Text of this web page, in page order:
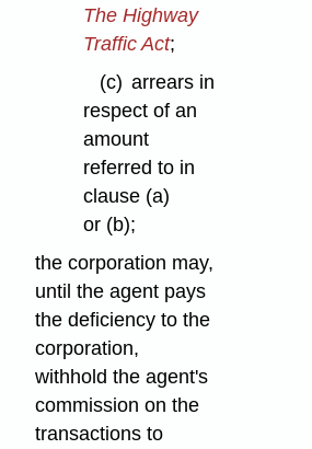
The Highway
Traffic Act;
(c) arrears in
respect of an
amount
referred to in
clause (a)
or (b);
the corporation may,
until the agent pays
the deficiency to the
corporation,
withhold the agent's
commission on the
transactions to